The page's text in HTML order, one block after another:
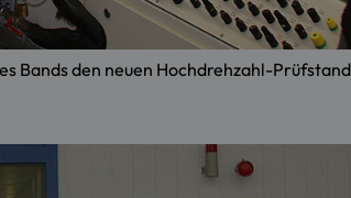
Bands den neuen Hochdrehzahl-